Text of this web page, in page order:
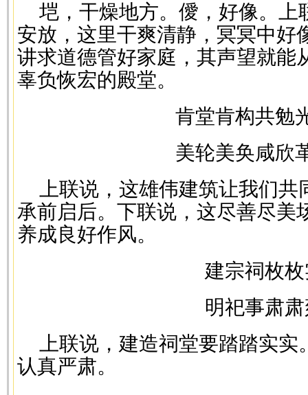
垲，干燥地方。僾，好像。上
安放，这里干爽清静，冥冥中好
讲求道德管好家庭，其声望就能
辜负恢宏的殿堂。
肯堂肯构共勉
美轮美奂咸欣
上联说，这雄伟建筑让我们
承前启后。下联说，这尽善尽美
养成良好作风。
建宗祠枚
明祀事肃
上联说，建造祠堂要踏踏实
认真严肃。